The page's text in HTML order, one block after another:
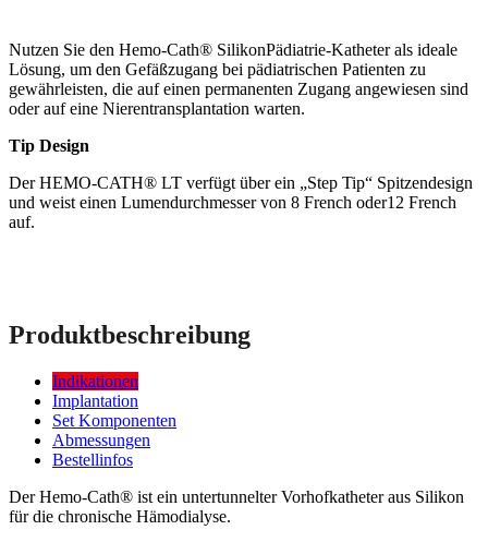
Nutzen Sie den Hemo-Cath® SilikonPädiatrie-Katheter als ideale
Lösung, um den Gefäßzugang bei pädiatrischen Patienten zu
gewährleisten, die auf einen permanenten Zugang angewiesen sind
oder auf eine Nierentransplantation warten.
Tip Design
Der HEMO-CATH® LT verfügt über ein „Step Tip“ Spitzendesign
und weist einen Lumendurchmesser von 8 French oder12 French
auf.
Produktbeschreibung
Indikationen
Implantation
Set Komponenten
Abmessungen
Bestellinfos
Der Hemo-Cath® ist ein untertunnelter Vorhofkatheter aus Silikon
für die chronische Hämodialyse.